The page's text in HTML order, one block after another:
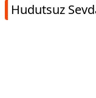
Hudutsuz